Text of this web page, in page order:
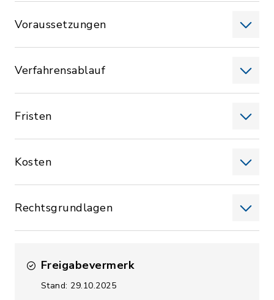
Voraussetzungen
Verfahrensablauf
Fristen
Kosten
Rechtsgrundlagen
Freigabevermerk
Stand: 29.10.2025